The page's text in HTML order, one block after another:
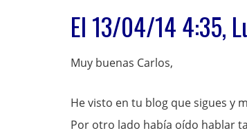
El 13/04/14 4:35,
Muy buenas Carlos,
He visto en tu blog que sigues y
Por otro lado había oído hablar